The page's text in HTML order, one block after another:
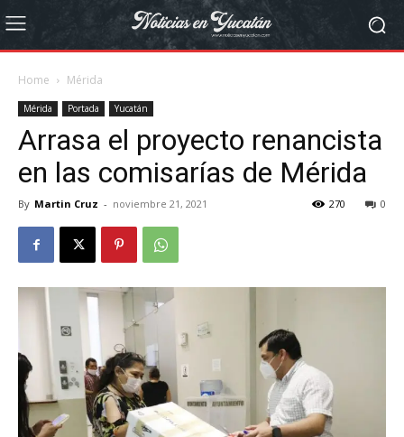
Home Mérida
Mérida Portada Yucatán
Arrasa el proyecto renancista
en las comisarías de Mérida
By Martin Cruz - noviembre 21, 2021 0
270